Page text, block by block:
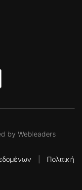
by Webleaders
Πολιτική